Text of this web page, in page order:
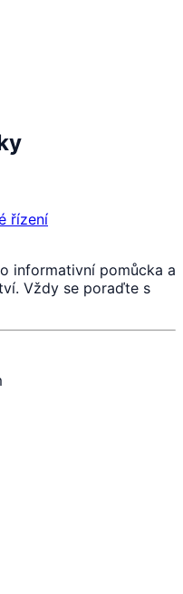
řízení
informativní pomůcka a
Vždy se poraďte s